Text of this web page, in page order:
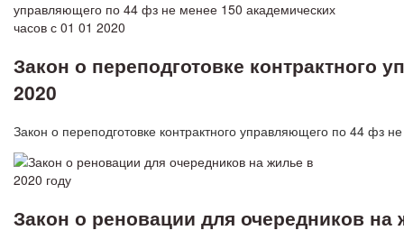
Закон о переподготовке контрактного
2020
Закон о переподготовке контрактного управляющего по 44 фз
Закон о реновации для очередников на